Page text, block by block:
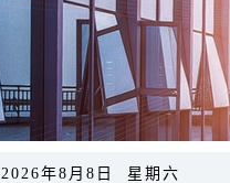
年8月8日 星期六